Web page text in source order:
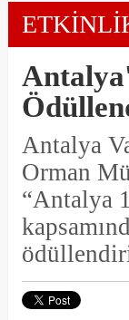
Antalya
Orman
“Antalya